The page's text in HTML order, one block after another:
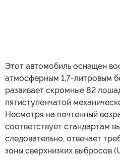
Этот автомобиль оснащен
атмосферным 1,7-литровым
развивает скромные 82
пятиступенчатой
Несмотря на почтенный
соответствует стандартам
следовательно, отвечает
зоны сверхнизких выбросов